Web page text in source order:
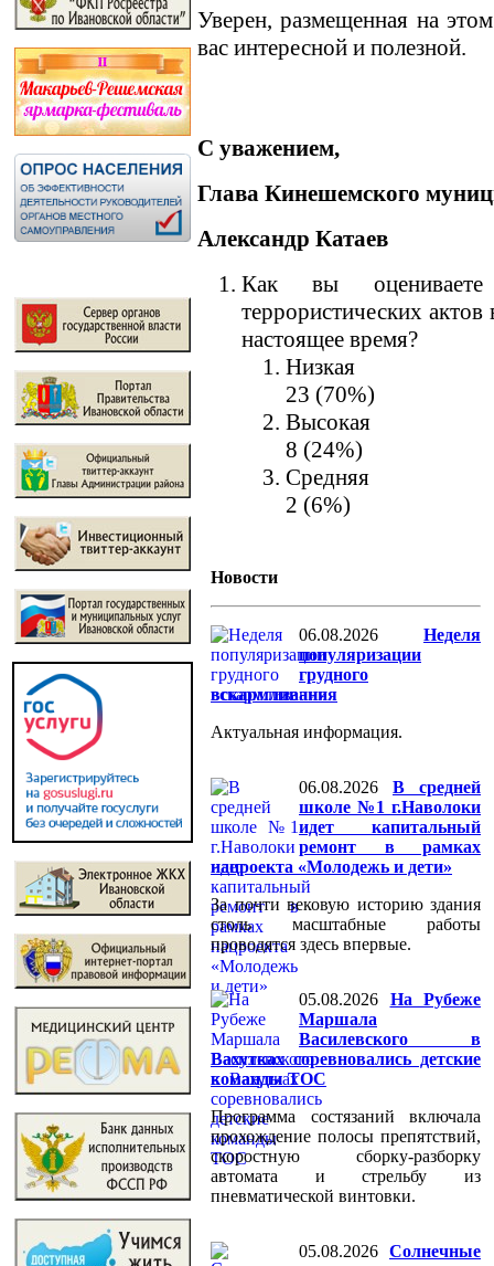
Уверен, размещенная на
вас интересной и полезной.
С уважением,
Глава Кинешемского
Александр Катаев
Как вы оцениваете
террористических
настоящее время?
Низкая
23 (70%)
Высокая
8 (24%)
Средняя
2 (6%)
Новости
06.08.2026
Неделя
популяризации
грудного
вскармливания
Актуальная информация.
06.08.2026
В средней
школе №1 г.Наволоки
идет капитальный
ремонт в рамках
нацроекта «Молодежь и дети»
За почти вековую историю здания
столь масштабные работы
проводятся здесь впервые.
05.08.2026
На Рубеже
Маршала
Василевского в
Вахутках соревновались детские
команды ТОС
Программа состязаний включала
прохождение полосы препятствий,
скоростную сборку-разборку
автомата и стрельбу из
пневматической винтовки.
05.08.2026 Солнечные